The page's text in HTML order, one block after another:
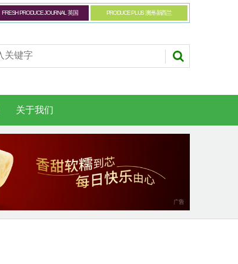
FRESH PRODUCE JOURNAL 英国 PRODUCE PLUS 澳洲-新西兰
关于我们